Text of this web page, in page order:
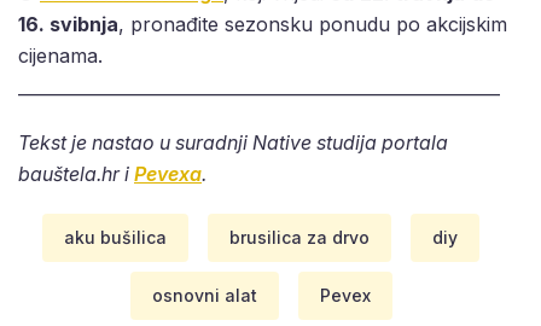
16. svibnja, pronađite sezonsku ponudu po akcijskim
cijenama.
Tekst je nastao u suradnji Native studija portala
bauštela.hr i Pevexa.
aku bušilica brusilica za drvo diy
osnovni alat Pevex